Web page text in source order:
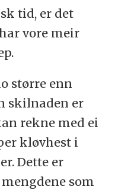
tid, er det
vore meir
større enn
skilnaden er
rekne med ei
kløvhest i
Dette er
som